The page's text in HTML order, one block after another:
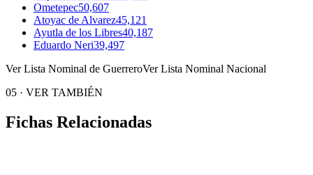
Ometepec50,607
Atoyac de Alvarez45,121
Ayutla de los Libres40,187
Eduardo Neri39,497
Ver Lista Nominal de GuerreroVer Lista Nominal Nacional
05 · VER TAMBIÉN
Fichas Relacionadas